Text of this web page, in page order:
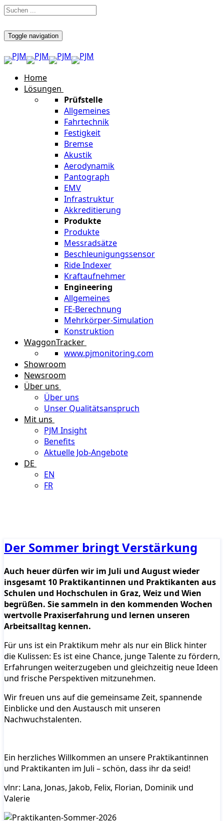
Toggle navigation
Home
Lösungen
Prüfstelle
Allgemeines
Fahrtechnik
Festigkeit
Bremse
Akustik
Aerodynamik
Pantograph
EMV
Infrastruktur
Akkreditierung
Produkte
Produkte
Messradsätze
Beschleunigungssensor
Ride Indexer
Kraftaufnehmer
Engineering
Allgemeines
FE-Berechnung
Mehrkörper-Simulation
Konstruktion
WaggonTracker
www.pjmonitoring.com
Showroom
Newsroom
Über uns
Über uns
Unser Qualitätsanspruch
Mit uns
PJM Insight
Benefits
Aktuelle Job-Angebote
DE
EN
FR
Der Sommer bringt Verstärkung
Auch heuer dürfen wir im Juli und August wieder
insgesamt 10 Praktikantinnen und Praktikanten aus
Schulen und Hochschulen in Graz, Weiz und Wien
begrüßen. Sie sammeln in den kommenden Wochen
wertvolle Praxiserfahrung und lernen unseren
Arbeitsalltag kennen.
Für uns ist ein Praktikum mehr als nur ein Blick hinter
die Kulissen: Es ist eine Chance, junge Talente zu fördern,
Erfahrungen weiterzugeben und gleichzeitig neue Ideen
und frische Perspektiven mitzunehmen.
Wir freuen uns auf die gemeinsame Zeit, spannende
Einblicke und den Austausch mit unseren
Nachwuchstalenten.
Ein herzliches Willkommen an unsere Praktikantinnen
und Praktikanten im Juli – schön, dass ihr da seid!
vlnr: Lana, Jonas, Jakob, Felix, Florian, Dominik und
Valerie